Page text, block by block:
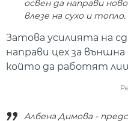
освен да направи
влезе на сухо и топло.
Затова усилията на
направи цех за външна
който да работят
Албена Димова -